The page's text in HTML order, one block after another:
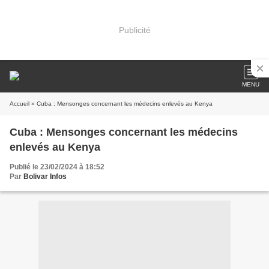
Publicité
MENU
Accueil » Cuba : Mensonges concernant les médecins enlevés au Kenya
Cuba : Mensonges concernant les médecins
enlevés au Kenya
Publié le 23/02/2024 à 18:52
Par Bolivar Infos